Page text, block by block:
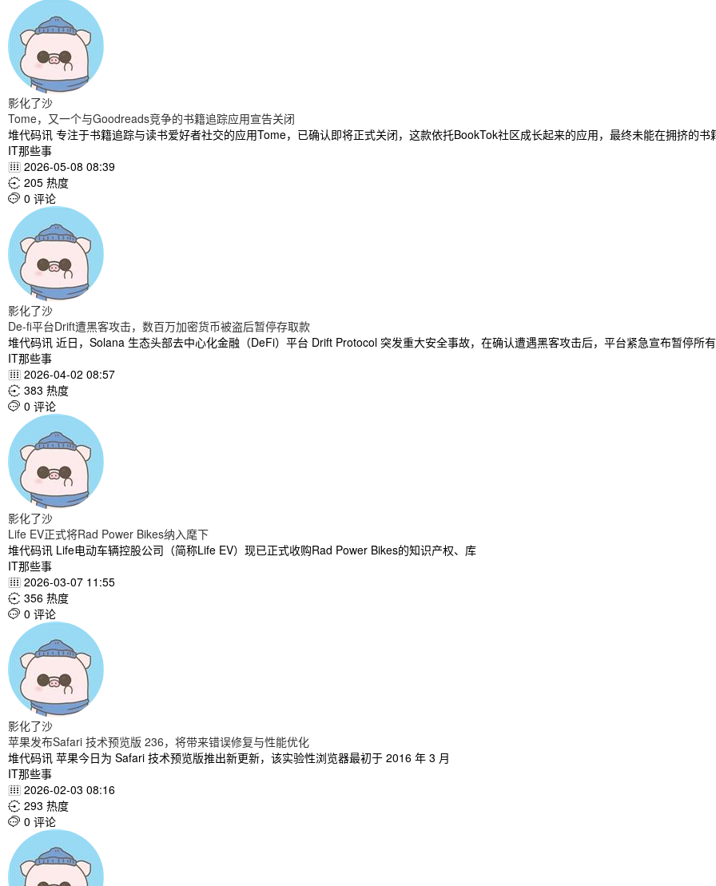
影化了沙
Tome，又一个与Goodreads竞争的书籍追踪应用宣告关闭
堆代码讯 专注于书籍追踪与读书爱好者社交的应用Tome，已确认即将正式关闭，这款依托BookTok社区成长起来的应用，最终未能在拥挤的书
IT那些事
 2026-05-08 08:39
 205 热度
 0 评论
影化了沙
De-fi平台Drift遭黑客攻击，数百万加密货币被盗后暂停存取款
堆代码讯 近日，Solana 生态头部去中心化金融（DeFi）平台 Drift Protocol 突发重大安全事故，在确认遭遇黑客攻击后，平台紧急宣布暂停所
IT那些事
 2026-04-02 08:57
 383 热度
 0 评论
影化了沙
Life EV正式将Rad Power Bikes纳入麾下
堆代码讯 Life电动车辆控股公司（简称Life EV）现已正式收购Rad Power Bikes的知识产权、库
IT那些事
 2026-03-07 11:55
 356 热度
 0 评论
影化了沙
苹果发布Safari 技术预览版 236，将带来错误修复与性能优化
堆代码讯 苹果今日为 Safari 技术预览版推出新更新，该实验性浏览器最初于 2016 年 3 月
IT那些事
 2026-02-03 08:16
 293 热度
 0 评论